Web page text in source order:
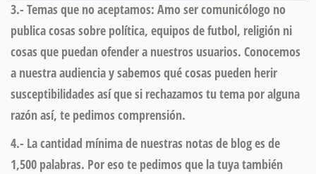
3.- Temas que no aceptamos: Amo ser comunicólogo no
publica cosas sobre política, equipos de futbol, religión ni
cosas que puedan ofender a nuestros usuarios. Conocemos
a nuestra audiencia y sabemos qué cosas pueden herir
susceptibilidades así que si rechazamos tu tema por alguna
razón así, te pedimos comprensión.
4.- La cantidad mínima de nuestras notas de blog es de
1,500 palabras. Por eso te pedimos que la tuya también